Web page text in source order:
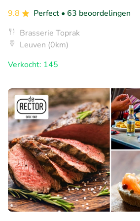
9.8
Perfect • 63 beoordelingen
Brasserie Toprak
Leuven (0km)
Verkocht: 145